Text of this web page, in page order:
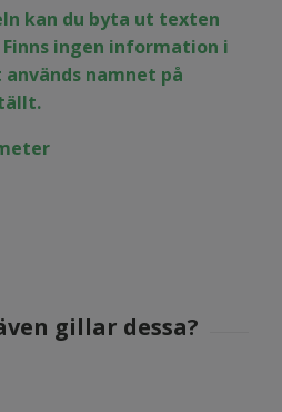
kan du byta ut texten
ingen information i
namnet på